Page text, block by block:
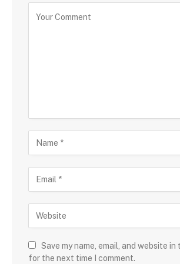
Save my name, email, and website in
for the next time I comment.